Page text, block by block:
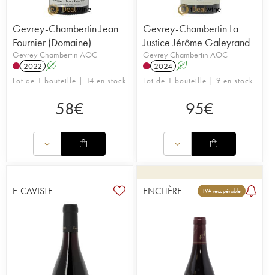
Gevrey-Chambertin Jean
Fournier (Domaine)
Gevrey-Chambertin AOC
2022 A
Lot de 1 bouteille | 14 en stock
58€
Gevrey-Chambertin La
Justice Jérôme Galeyrand
Gevrey-Chambertin AOC
2024 A
Lot de 1 bouteille | 9 en stock
95€
E-CAVISTE ENCHÈRE TVA récupérable